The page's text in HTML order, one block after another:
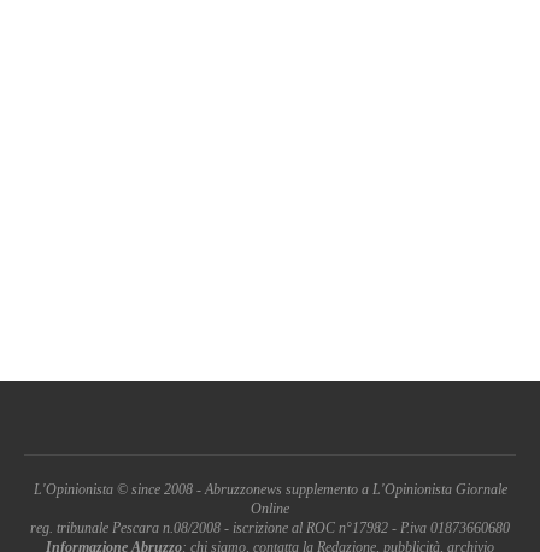
L'Opinionista © since 2008 - Abruzzonews supplemento a L'Opinionista Giornale
Online
reg. tribunale Pescara n.08/2008 - iscrizione al ROC n°17982 - P.iva 01873660680
Informazione Abruzzo: chi siamo, contatta la Redazione, pubblicità, archivio